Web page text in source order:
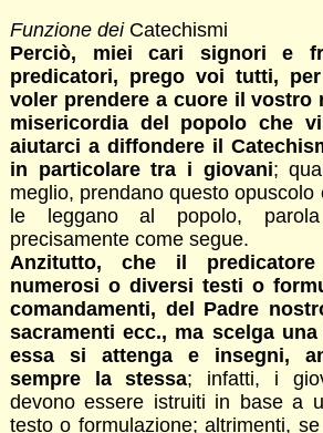
Funzione deiCatechismi
Perciò, miei cari signori e
predicatori, prego voi tutti,
voler prendere a cuore il vostro
misericordia del popolo che
aiutarci a diffondere il
in particolare tra i giovani;
meglio, prendano questo opuscolo
le leggano al popolo,
precisamente come segue.
Anzitutto, che il
numerosi o diversi testi o
comandamenti, del Padre
sacramenti ecc., ma scelga
essa si attenga e insegni,
sempre la stessa; infatti, i
devono essere istruiti in base a
testo o formulazione; altrimenti,